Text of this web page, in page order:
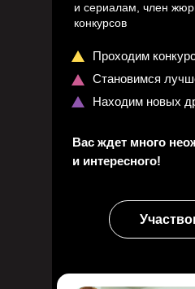
Проходим
Становимся
Находим новых
Вас ждет много
и интересного!
и сериалам, член
конкурсов
МУЛЬТСЕРИАЛ